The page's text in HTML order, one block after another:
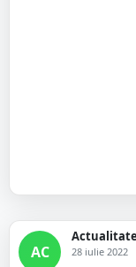
AC
Actualitate
28 iulie 2022